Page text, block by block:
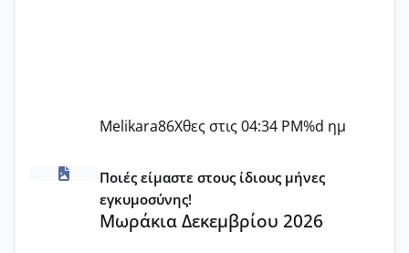
Melikara86Χθες στις 04:34 PM%d ημ
Μωράκια Δεκεμβρίου 2026
Ποιές είμαστε στους ίδιους μήνες
εγκυμοσύνης!
Μωράκια Δεκεμβρίου 2026